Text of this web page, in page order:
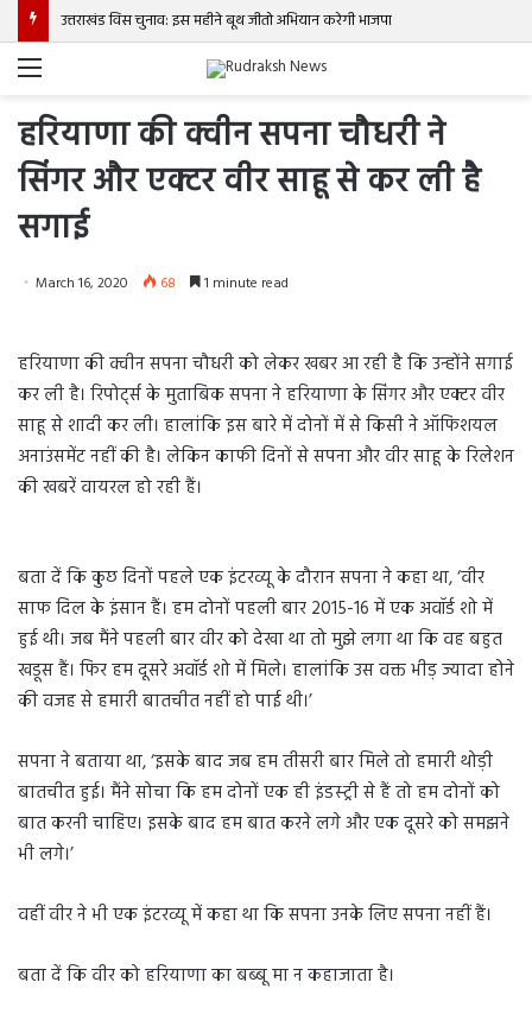
उत्तराखंड विस चुनाव: इस महीने बूथ जीतो अभियान करेगी भाजपा
Menu
हरियाणा की क्वीन सपना चौधरी ने
सिंगर और एक्टर वीर साहू से कर ली है
सगाई
March 16, 2020 68 1 minute read
हरियाणा की क्वीन सपना चौधरी को लेकर खबर आ रही है कि उन्होंने सगाई
कर ली है। रिपोर्ट्स के मुताबिक सपना ने हरियाणा के सिंगर और एक्टर वीर
साहू से शादी कर ली। हालांकि इस बारे में दोनों में से किसी ने ऑफिशयल
अनाउंसमेंट नहीं की है। लेकिन काफी दिनों से सपना और वीर साहू के रिलेशन
की खबरें वायरल हो रही हैं।
बता दें कि कुछ दिनों पहले एक इंटरव्यू के दौरान सपना ने कहा था, ‘वीर
साफ दिल के इंसान हैं। हम दोनों पहली बार 2015-16 में एक अवॉर्ड शो में
हुई थी। जब मैंने पहली बार वीर को देखा था तो मुझे लगा था कि वह बहुत
खडूस हैं। फिर हम दूसरे अवॉर्ड शो में मिले। हालांकि उस वक्त भीड़ ज्यादा होने
की वजह से हमारी बातचीत नहीं हो पाई थी।’
सपना ने बताया था, ‘इसके बाद जब हम तीसरी बार मिले तो हमारी थोड़ी
बातचीत हुई। मैंने सोचा कि हम दोनों एक ही इंडस्ट्री से हैं तो हम दोनों को
बात करनी चाहिए। इसके बाद हम बात करने लगे और एक दूसरे को समझने
भी लगे।’
वहीं वीर ने भी एक इंटरव्यू में कहा था कि सपना उनके लिए सपना नहीं हैं।
बता दें कि वीर को हरियाणा का बब्बू मा न कहाजाता है।